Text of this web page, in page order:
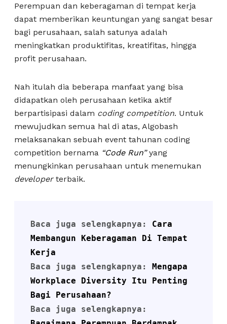
Perempuan dan keberagaman di tempat kerja
dapat memberikan keuntungan yang sangat besar
bagi perusahaan, salah satunya adalah
meningkatkan produktifitas, kreatifitas, hingga
profit perusahaan.
Nah itulah dia beberapa manfaat yang bisa
didapatkan oleh perusahaan ketika aktif
berpartisipasi dalam coding competition. Untuk
mewujudkan semua hal di atas, Algobash
melaksanakan sebuah event tahunan coding
competition bernama “Code Run”yang
menungkinkan perusahaan untuk menemukan
developer terbaik.
Baca juga selengkapnya: Cara
Membangun Keberagaman Di Tempat
Kerja
Baca juga selengkapnya: Mengapa
Workplace Diversity Itu Penting
Bagi Perusahaan?